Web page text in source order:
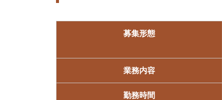
募集形態
業務内容
勤務時間